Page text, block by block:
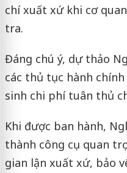
chí xuất xứ khi cơ
tra.
Đáng chú ý, dự thảo
các thủ tục hành
sinh chi phí tuân thủ
Khi được ban hành,
thành công cụ quan
gian lận xuất xứ, bảo